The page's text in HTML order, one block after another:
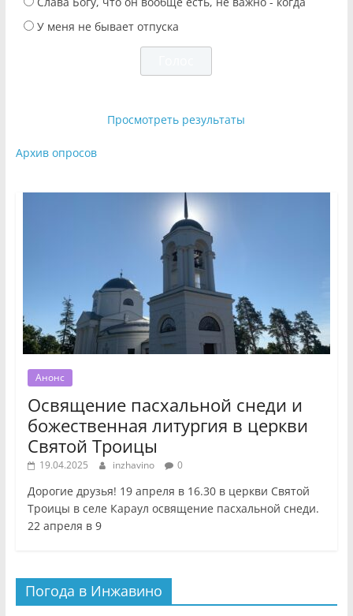
У меня не бывает отпуска
Просмотреть результаты
Архив опросов
Анонс
Освящение пасхальной снеди и
божественная литургия в церкви
Святой Троицы
19.04.2025 inzhavino 0
Дорогие друзья! 19 апреля в 16.30 в церкви Святой
Троицы в селе Караул освящение пасхальной снеди.
22 апреля в 9
Погода в Инжавино